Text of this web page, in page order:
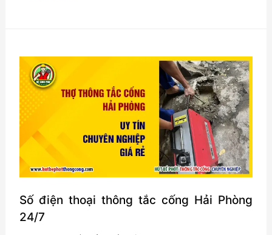
và
cách
phòng
tránh
hiệu
quả
Số điện thoại thông tắc cống Hải Phòng
24/7